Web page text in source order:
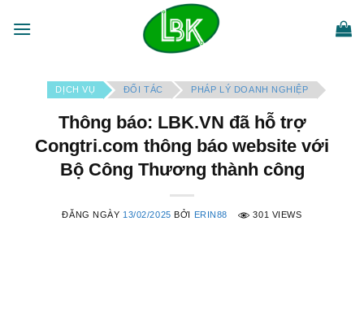
qua
DỊCH VỤ ĐỐI TÁC PHÁP LÝ DOANH NGHIỆP
Thông báo: LBK.VN đã hỗ trợ
Congtri.com thông báo website với
Bộ Công Thương thành công
ĐĂNG NGÀY 13/02/2025 BỞI ERIN88 301 VIEWS